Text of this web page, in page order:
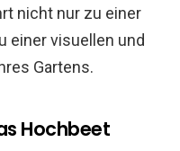
nicht nur zu einer
einer visuellen und
Gartens.
Hochbeet